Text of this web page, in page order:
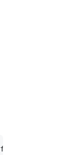
console.conf